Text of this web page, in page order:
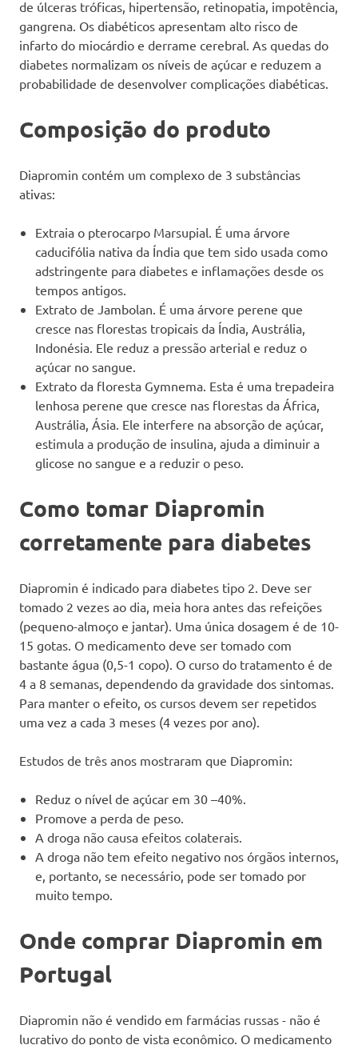
de úlceras tróficas, hipertensão, retinopatia, impotência,
gangrena. Os diabéticos apresentam alto risco de
infarto do miocárdio e derrame cerebral. As quedas do
diabetes normalizam os níveis de açúcar e reduzem a
probabilidade de desenvolver complicações diabéticas.
Composição do produto
Diapromin contém um complexo de 3 substâncias
ativas:
Extraia o pterocarpo Marsupial. É uma árvore
caducifólia nativa da Índia que tem sido usada como
adstringente para diabetes e inflamações desde os
tempos antigos.
Extrato de Jambolan. É uma árvore perene que
cresce nas florestas tropicais da Índia, Austrália,
Indonésia. Ele reduz a pressão arterial e reduz o
açúcar no sangue.
Extrato da floresta Gymnema. Esta é uma trepadeira
lenhosa perene que cresce nas florestas da África,
Austrália, Ásia. Ele interfere na absorção de açúcar,
estimula a produção de insulina, ajuda a diminuir a
glicose no sangue e a reduzir o peso.
Como tomar Diapromin
corretamente para diabetes
Diapromin é indicado para diabetes tipo 2. Deve ser
tomado 2 vezes ao dia, meia hora antes das refeições
(pequeno-almoço e jantar). Uma única dosagem é de 10-
15 gotas. O medicamento deve ser tomado com
bastante água (0,5-1 copo). O curso do tratamento é de
4 a 8 semanas, dependendo da gravidade dos sintomas.
Para manter o efeito, os cursos devem ser repetidos
uma vez a cada 3 meses (4 vezes por ano).
Estudos de três anos mostraram que Diapromin:
Reduz o nível de açúcar em 30 –40%.
Promove a perda de peso.
A droga não causa efeitos colaterais.
A droga não tem efeito negativo nos órgãos internos,
e, portanto, se necessário, pode ser tomado por
muito tempo.
Onde comprar Diapromin em
Portugal
Diapromin não é vendido em farmácias russas - não é
lucrativo do ponto de vista econômico. O medicamento